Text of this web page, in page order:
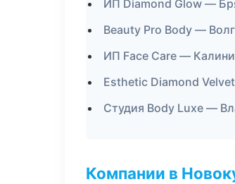
ИП Diamond Glow —
Beauty Pro Body —
ИП Face Care —
Esthetic Diamond
Студия Body Luxe —
Компании в